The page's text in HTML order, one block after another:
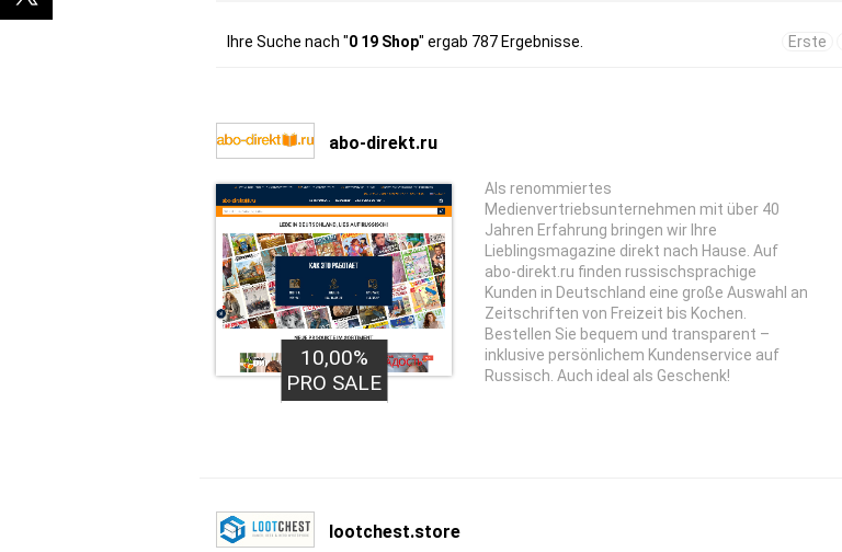
Ihre Suche nach "0 19 Shop" ergab 787 Ergebnisse. Erste
abo-direkt.ru
10,00%
PRO SALE
Als renommiertes
Medienvertriebsunternehmen mit über 40
Jahren Erfahrung bringen wir Ihre
Lieblingsmagazine direkt nach Hause. Auf
abo-direkt.ru finden russischsprachige
Kunden in Deutschland eine große Auswahl an
Zeitschriften von Freizeit bis Kochen.
Bestellen Sie bequem und transparent –
inklusive persönlichem Kundenservice auf
Russisch. Auch ideal als Geschenk!
lootchest.store